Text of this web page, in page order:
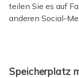
teilen Sie es auf
anderen Social-
Speicherplatz